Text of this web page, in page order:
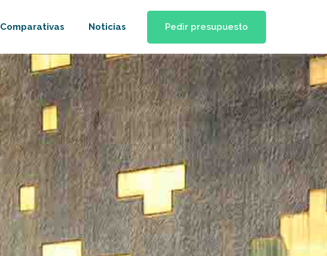
Comparativas Noticias Pedir presupuesto